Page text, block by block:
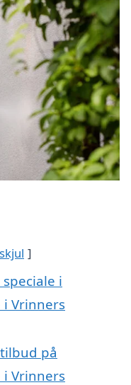
skjul
i
Vrinners
på
Vrinners